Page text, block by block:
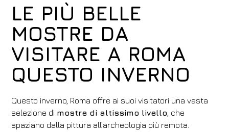
LE PIÙ BELLE
MOSTRE DA
VISITARE A ROMA
QUESTO INVERNO
Questo inverno, Roma offre ai suoi visitatori una vasta
selezione di mostre di altissimo livello , che
spaziano dalla pittura all’archeologia più remota.